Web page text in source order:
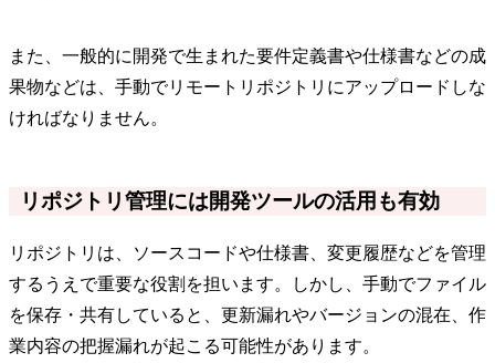
また、一般的に開発で生まれた要件定義書や仕様書などの成
果物などは、手動でリモートリポジトリにアップロードしな
ければなりません。
リポジトリ管理には開発ツールの活用も有効
リポジトリは、ソースコードや仕様書、変更履歴などを管理
するうえで重要な役割を担います。しかし、手動でファイル
を保存・共有していると、更新漏れやバージョンの混在、作
業内容の把握漏れが起こる可能性があります。